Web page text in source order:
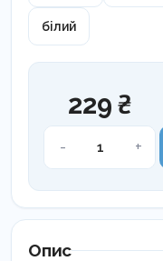
білий
229 ₴
-
Зубна
7
тис.
+
Опис